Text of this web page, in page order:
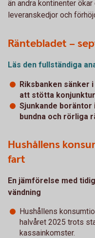
än andra kontinenter
leveranskedjor och
Räntebladet –
Läs den fullständiga
Riksbanken sänker
att stötta
Sjunkande boräntor
bundna och rörliga
Hushållens
fart
En jämförelse med
vändning
Hushållens
halvåret 2025 trots
kassainkomster.